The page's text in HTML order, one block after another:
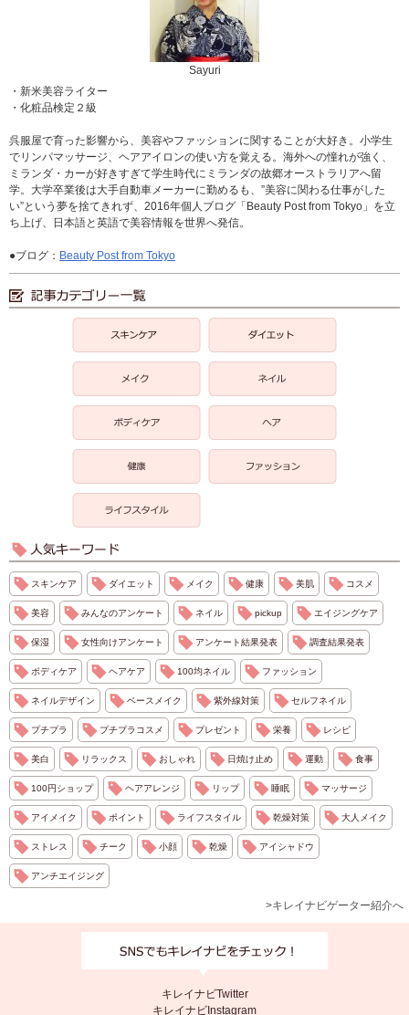
Sayuri
・新米美容ライター
・化粧品検定２級
呉服屋で育った影響から、美容やファッションに関することが大好き。小学生
でリンパマッサージ、ヘアアイロンの使い方を覚える。海外への憧れが強く、
ミランダ・カーが好きすぎて学生時代にミランダの故郷オーストラリアへ留
学。大学卒業後は大手自動車メーカーに勤めるも、”美容に関わる仕事がした
い”という夢を捨てきれず、2016年個人ブログ「Beauty Post from Tokyo」を立
ち上げ、日本語と英語で美容情報を世界へ発信。
●ブログ： Beauty Post from Tokyo
スキンケア ダイエット メイク 健康 美肌 コスメ
美容 みんなのアンケート ネイル pickup エイジングケア
保湿 女性向けアンケート アンケート結果発表 調査結果発表
ボディケア ヘアケア 100均ネイル ファッション
ネイルデザイン ベースメイク 紫外線対策 セルフネイル
プチプラ プチプラコスメ プレゼント 栄養 レシピ
美白 リラックス おしゃれ 日焼け止め 運動 食事
100円ショップ ヘアアレンジ リップ 睡眠 マッサージ
アイメイク ポイント ライフスタイル 乾燥対策 大人メイク
ストレス チーク 小顔 乾燥 アイシャドウ
アンチエイジング
>キレイナビゲーター紹介へ
キレイナビTwitter
キレイナビInstagram